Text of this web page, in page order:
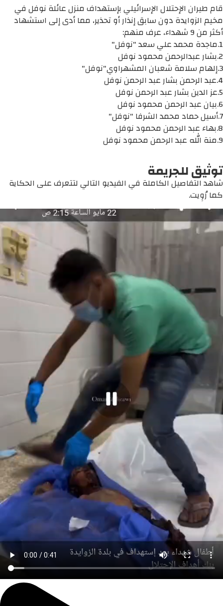
قام طيران الإحتلال الإسرائيلي بإستهداف منزل عائلة نوفل في
مخيم الزوايدة دون سابق إنذار أو تحذير، مما أدى إلى استشهاد
أكثر من 9 شهداء، عرف منهم:
1.ماجدة محمد علي سعد "نوفل"
2.بشار عبدالرحمن محمود نوفل
3.إلهام سلامة شعبان المشهراوي"نوفل"
4.عبد الرحمن بشار عبد الرحمن نوفل
5.عز الدين بشار عبد الرحمن نوفل
6.بيان عبد الرحمن محمود نوفل
7.أسيل حماد محمد الشرفا "نوفل"
8.بهاء عبد الرحمن محمود نوفل
9.منة الله عبد الرحمن محمود نوفل
توثيق للجريمة
شاهد التفاصيل الكاملة في الفيديو التالي لتتعرف على الحكاية
كما رُوِيت.